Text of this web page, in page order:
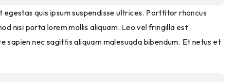
quis ipsum suspendisse ultrices. Porttitor rhoncus
nisi porta lorem mollis aliquam. Leo vel fringilla est
nec sagittis aliquam malesuada bibendum. Et netus et